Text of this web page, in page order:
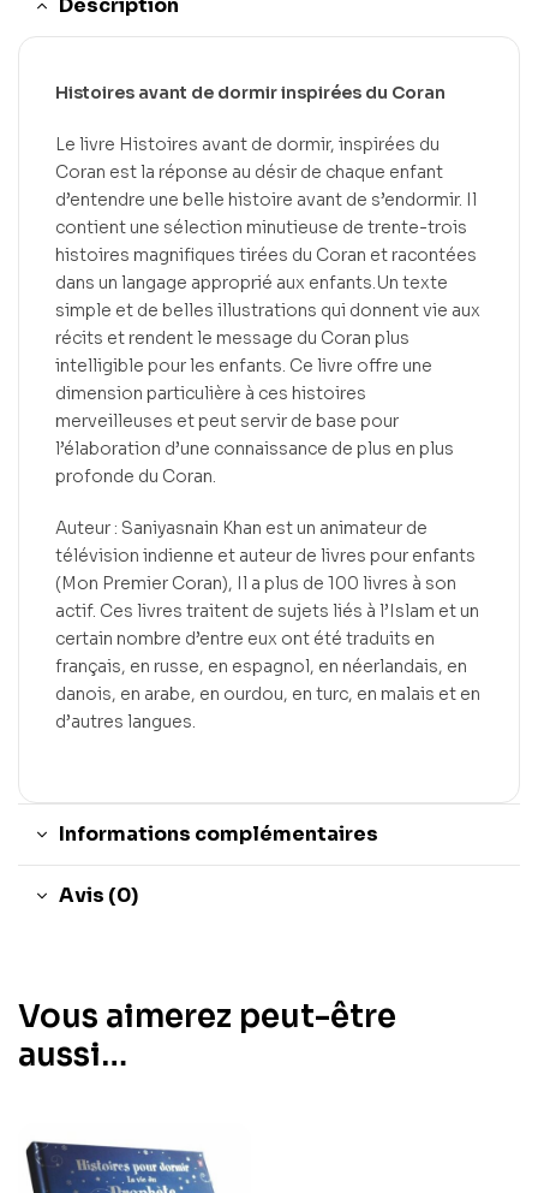
Description
Histoires avant de dormir inspirées du Coran
Le livre Histoires avant de dormir, inspirées du
Coran est la réponse au désir de chaque enfant
d’entendre une belle histoire avant de s’endormir. Il
contient une sélection minutieuse de trente-trois
histoires magnifiques tirées du Coran et racontées
dans un langage approprié aux enfants.Un texte
simple et de belles illustrations qui donnent vie aux
récits et rendent le message du Coran plus
intelligible pour les enfants. Ce livre offre une
dimension particulière à ces histoires
merveilleuses et peut servir de base pour
l’élaboration d’une connaissance de plus en plus
profonde du Coran.
Auteur : Saniyasnain Khan est un animateur de
télévision indienne et auteur de livres pour enfants
(Mon Premier Coran), Il a plus de 100 livres à son
actif. Ces livres traitent de sujets liés à l’Islam et un
certain nombre d’entre eux ont été traduits en
français, en russe, en espagnol, en néerlandais, en
danois, en arabe, en ourdou, en turc, en malais et en
d’autres langues.
Informations complémentaires
Avis (0)
Vous aimerez peut-être
aussi…